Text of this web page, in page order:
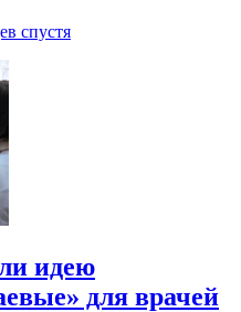
спустя
идею
для врачей